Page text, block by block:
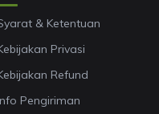
& Ketentuan
Privasi
Refund
Pengiriman